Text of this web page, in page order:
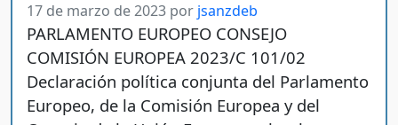
17 de marzo de 2023 por jsanzdeb
PARLAMENTO EUROPEO CONSEJO
COMISIÓN EUROPEA 2023/C 101/02
Declaración política conjunta del Parlamento
Europeo, de la Comisión Europea y del